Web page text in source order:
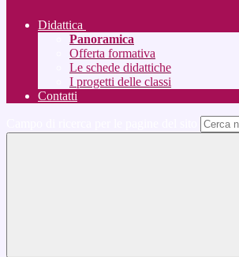
Didattica
Panoramica
Offerta formativa
Le schede didattiche
I progetti delle classi
Contatti